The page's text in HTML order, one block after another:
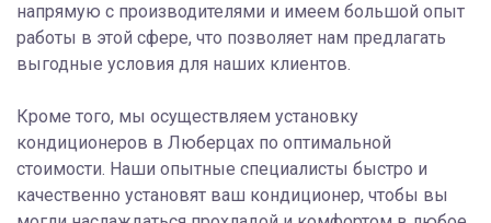
напрямую с производителями и имеем большой опыт
работы в этой сфере, что позволяет нам предлагать
выгодные условия для наших клиентов.
Кроме того, мы осуществляем установку
кондиционеров в Люберцах по оптимальной
стоимости. Наши опытные специалисты быстро и
качественно установят ваш кондиционер, чтобы вы